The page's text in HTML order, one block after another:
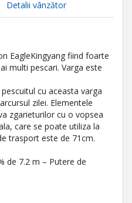
Detalii vânzător
EagleKingyang fiind foarte
multi pescari. Varga este
cu aceasta varga
zilei. Elementele
zgarieturilor cu o vopsea
care se poate utiliza la
trasport este de 71cm.
de 7.2 m – Putere de